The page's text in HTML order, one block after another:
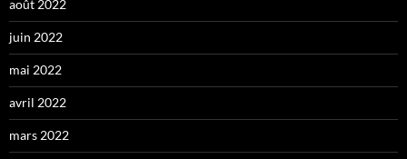
août 2022
juin 2022
mai 2022
avril 2022
mars 2022